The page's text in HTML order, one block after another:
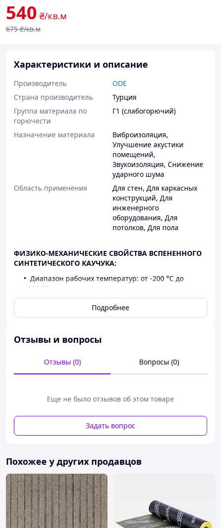
540 ₴/кв.м
675 ₴/кв.м
Характеристики и описание
Производитель
ODE
Страна производитель
Турция
Группа материала по
горючести
Г1 (слабогорючий)
Назначение материала Виброизоляция,
Улучшение акустики
помещений,
Звукоизоляция, Снижение
ударного шума
Область применения
Для стен, Для каркасных
конструкций, Для
инженерного
оборудования, Для
потолков, Для пола
ФИЗИКО-МЕХАНИЧЕСКИЕ СВОЙСТВА ВСПЕНЕННОГО
СИНТЕТИЧЕСКОГО КАУЧУКА:
Диапазон рабочих температур: от -200 °С до
+115 °С.
Коэффициент теплопроводности (при 0 °С): ≤
Сопротивление диффузии водяного пара
Экологическая безопасность: без асбеста; без
Биологическая стойкость: хорошая.
Пожарная безопасность: B-s3-d0(BS476Class 0
Цвет: черный.
Горючесть: Г1.
Поведение в огне: слабогорючий,
самозатухающий.
ЗВУКОИЗОЛЯЦИОННЫЕ СВОЙСТВА:
Индекс дополнительной звукоизоляции воздушного
шума для вспененного каучука толщинами:
3мм: ∆Rw= 5 -6 дБ.
6мм: ∆Rw= 8 -9 дБ.
Подробнее
Отзывы и вопросы
Отзывы (0) Вопросы (0)
Еще не было отзывов об этом товаре
Задать вопрос
Похожее у других продавцов